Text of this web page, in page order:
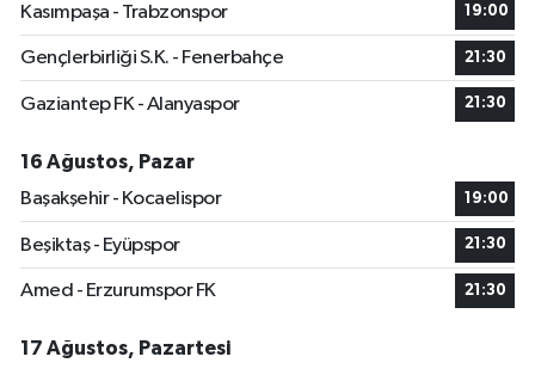
Kasımpaşa - Trabzonspor 19:00
Gençlerbirliği S.K. - Fenerbahçe 21:30
Gaziantep FK - Alanyaspor 21:30
16 Ağustos, Pazar
Başakşehir - Kocaelispor
19:00
Beşiktaş - Eyüpspor 21:30
Amed - Erzurumspor FK 21:30
17 Ağustos, Pazartesi